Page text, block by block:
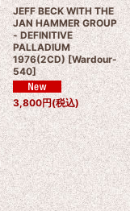
JEFF BECK WITH THE
JAN HAMMER GROUP
- DEFINITIVE
PALLADIUM
1976(2CD) [Wardour-
540]
3,800円(税込)